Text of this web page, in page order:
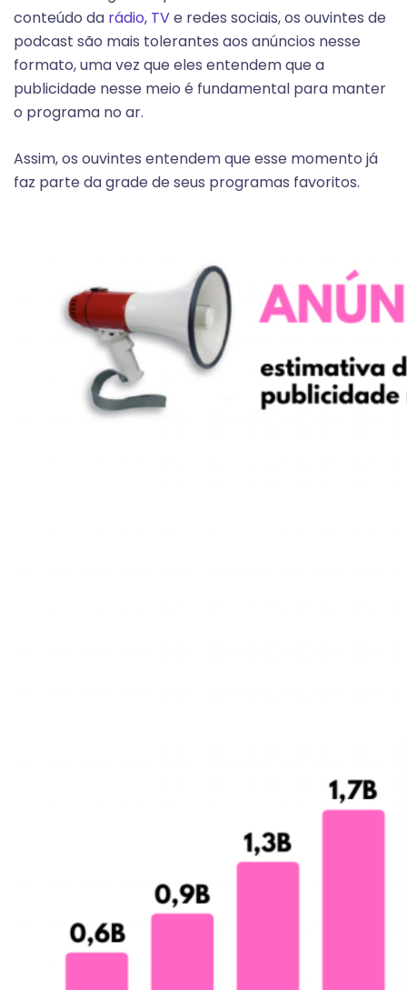
conteúdo da rádio, TVe redes sociais, os ouvintes de
podcast são mais tolerantes aos anúncios nesse
formato, uma vez que eles entendem que a
publicidade nesse meio é fundamental para manter
o programa no ar.
Assim, os ouvintes entendem que esse momento já
faz parte da grade de seus programas favoritos.